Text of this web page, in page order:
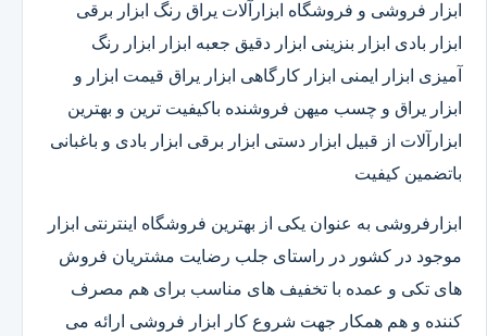
ابزار فروشی و فروشگاه ابزارآلات یراق رنگ ابزار برقی
ابزار بادی ابزار بنزینی ابزار دقیق​ جعبه ابزار ابزار رنگ
آمیزی ابزار ایمنی ابزار کارگاهی ابزار یراق قیمت ابزار و
ابزار یراق و چسب میهن فروشنده باکیفیت ترین و بهترین
ابزارآلات از قبیل ابزار دستی ابزار برقی ابزار بادی و باغبانی
باتضمین کیفیت
ابزارفروشی به عنوان یکی از بهترین فروشگاه اینترنتی ابزار
موجود در کشور در راستای جلب رضایت مشتریان فروش
های تکی و عمده با تخفیف های مناسب برای هم مصرف
کننده و هم همکار جهت شروع کار ابزار فروشی ارائه می